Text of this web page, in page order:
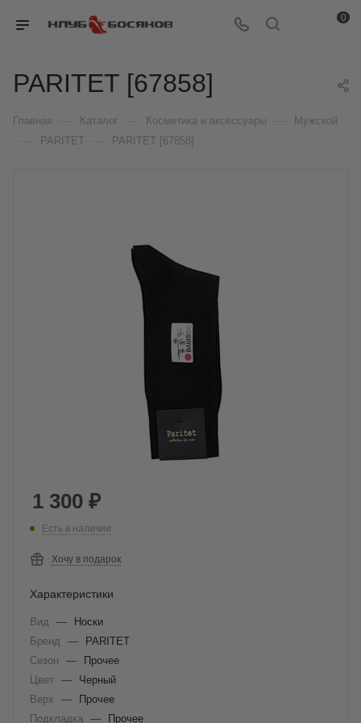
0
PARITET [67858]
Главная Каталог Косметика и аксессуары Мужской
PARITET PARITET [67858]
1 300 ₽
Есть в наличии
Хочу в подарок
Характеристики
Вид —
Носки
Бренд
—
PARITET
Сезон
—
Прочее
Цвет —
Черный
Верх
—
Прочее
Подкладка
—
Прочее